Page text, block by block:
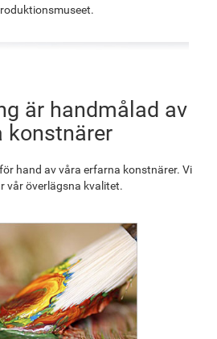
är handmålad av
konstnärer
hand av våra erfarna konstnärer. Vi
vår överlägsna kvalitet.